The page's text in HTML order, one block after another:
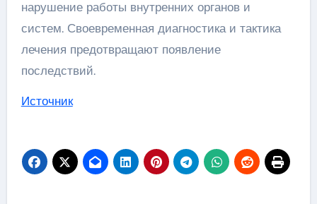
нарушение работы внутренних органов и
систем. Своевременная диагностика и тактика
лечения предотвращают появление
последствий.
Источник